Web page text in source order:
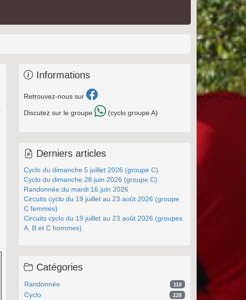
Informations
Retrouvez-nous sur
Discutez sur le groupe (cyclo groupe A)
Derniers articles
Cyclo du dimanche 5 juillet 2026 (groupe C)
Cyclo du dimanche 28 juin 2026 (groupe C)
Randonnée du mardi 16 juin 2026
Circuits cyclo du 19 juillet au 23 août 2026 (groupe
C femmes)
Circuits cyclo du 19 juillet au 23 août 2026 (groupes
A, B et C hommes)
Catégories
Randonnée 110
Cyclo 228